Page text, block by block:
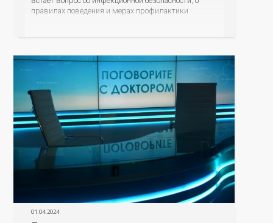
правилах поведения и мерах профилактики
01.04.2024